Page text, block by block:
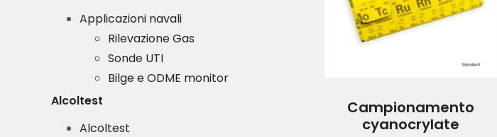
Applicazioni navali
Rilevazione Gas
Sonde UTI
Bilge e ODME monitor
Alcoltest
Alcoltest
Campionamento
cyanocrylate